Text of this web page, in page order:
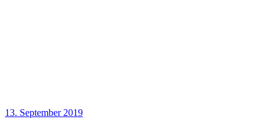
13. September 2019